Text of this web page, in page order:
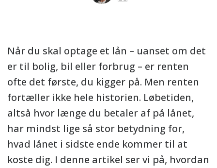
Når du skal optage et lån – uanset om det
er til bolig, bil eller forbrug – er renten
ofte det første, du kigger på. Men renten
fortæller ikke hele historien. Løbetiden,
altså hvor længe du betaler af på lånet,
har mindst lige så stor betydning for,
hvad lånet i sidste ende kommer til at
koste dig. I denne artikel ser vi på, hvordan